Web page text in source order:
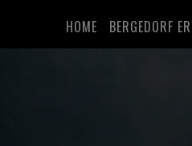
HOME BERGEDORF